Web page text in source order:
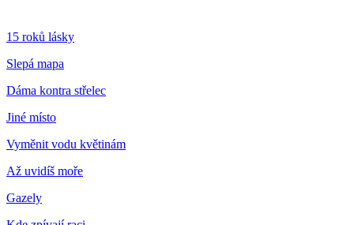
15 roků lásky
Slepá mapa
Dáma kontra střelec
Jiné místo
Vyměnit vodu květinám
Až uvidíš moře
Gazely